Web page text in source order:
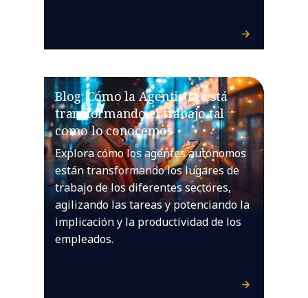
Blog: Cómo la Agentic IA está
transformando el trabajo tal
como lo conocemos
Explora cómo los agentes autónomos
están transformando los lugares de
trabajo de los diferentes sectores,
agilizando las tareas y potenciando la
implicación y la productividad de los
empleados.